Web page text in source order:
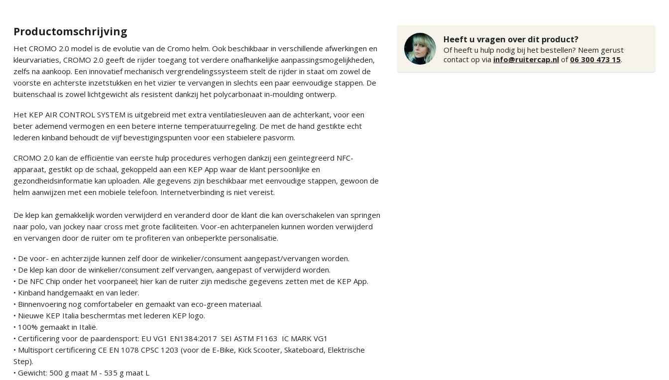
Productomschrijving
Het CROMO 2.0 model is de evolutie van de Cromo helm. Ook beschikbaar in verschillende afwerkingen en
kleurvariaties, CROMO 2.0 geeft de rijder toegang tot verdere onafhankelijke aanpassingsmogelijkheden,
zelfs na aankoop. Een innovatief mechanisch vergrendelingssysteem stelt de rijder in staat om zowel de
voorste en achterste inzetstukken en het vizier te vervangen in slechts een paar eenvoudige stappen. De
buitenschaal is zowel lichtgewicht als resistent dankzij het polycarbonaat in-moulding ontwerp.
Het KEP AIR CONTROL SYSTEM is uitgebreid met extra ventilatiesleuven aan de achterkant, voor een
beter ademend vermogen en een betere interne temperatuurregeling. De met de hand gestikte echt
lederen kinband behoudt de vijf bevestigingspunten voor een stabielere pasvorm.
CROMO 2.0 kan de efficiëntie van eerste hulp procedures verhogen dankzij een geïntegreerd NFC-
apparaat, gestikt op de schaal, gekoppeld aan een KEP App waar de klant persoonlijke en
gezondheidsinformatie kan uploaden. Alle gegevens zijn beschikbaar met eenvoudige stappen, gewoon de
helm aanwijzen met een mobiele telefoon. Internetverbinding is niet vereist.
De klep kan gemakkelijk worden verwijderd en veranderd door de klant die kan overschakelen van springen
naar polo, van jockey naar cross met grote faciliteiten. Voor-en achterpanelen kunnen worden verwijderd
en vervangen door de ruiter om te profiteren van onbeperkte personalisatie.
• De voor- en achterzijde kunnen zelf door de winkelier/consument aangepast/vervangen worden.
• De klep kan door de winkelier/consument zelf vervangen, aangepast of verwijderd worden.
• De NFC Chip onder het voorpaneel; hier kan de ruiter zijn medische gegevens zetten met de KEP App.
• Kinband handgemaakt en van leder.
• Binnenvoering nog comfortabeler en gemaakt van eco-green materiaal.
• Nieuwe KEP Italia beschermtas met lederen KEP logo.
• 100% gemaakt in Italië.
• Certificering voor de paardensport: EU VG1 EN1384:2017 SEI ASTM F1163 IC MARK VG1
• Multisport certificering CE EN 1078 CPSC 1203 (voor de E-Bike, Kick Scooter, Skateboard, Elektrische
Step).
• Gewicht: 500 g maat M - 535 g maat L
Heeft u vragen over dit product?
Of heeft u hulp nodig bij het bestellen? Neem gerust
contact op via info@ruitercap.nl of 06 300 473 15.